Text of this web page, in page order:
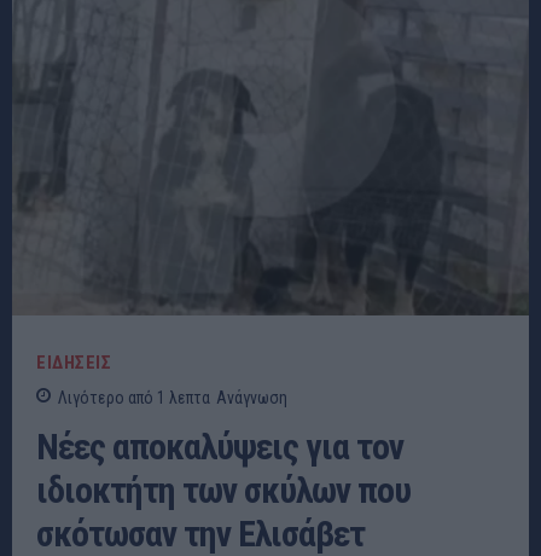
ΕΙΔΗΣΕΙΣ
Λιγότερο από 1 λεπτα Ανάγνωση
Nέες αποκαλύψεις για τον
ιδιοκτήτη των σκύλων που
σκότωσαν την Ελισάβετ